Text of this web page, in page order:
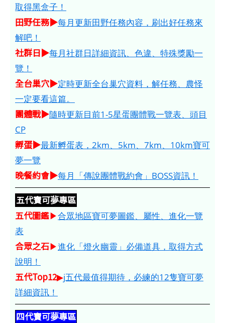
取得黑盒子！
田野任務▶每月更新田野任務內容，刷出好任務來
解吧！
社群日▶每月社群日詳細資訊、色違、特殊獎勵一
覽！
全台巢穴▶定時更新全台巢穴資料，解任務、農怪
一定要看這篇。
團體戰▶隨時更新目前1-5星蛋團體戰一覽表、頭目
CP
孵蛋▶最新孵蛋表，2km、5km、7km、10km寶可
夢一覽
晚餐約會▶每月「傳說團體戰約會」BOSS資訊！
五代寶可夢專區
五代圖鑑▶合眾地區寶可夢圖鑑、屬性、進化一覽
表
合眾之石▶進化「燈火幽靈」必備道具，取得方式
說明！
五代Top12▶j五代最值得期待，必練的12隻寶可夢
詳細資訊！
四代寶可夢專區